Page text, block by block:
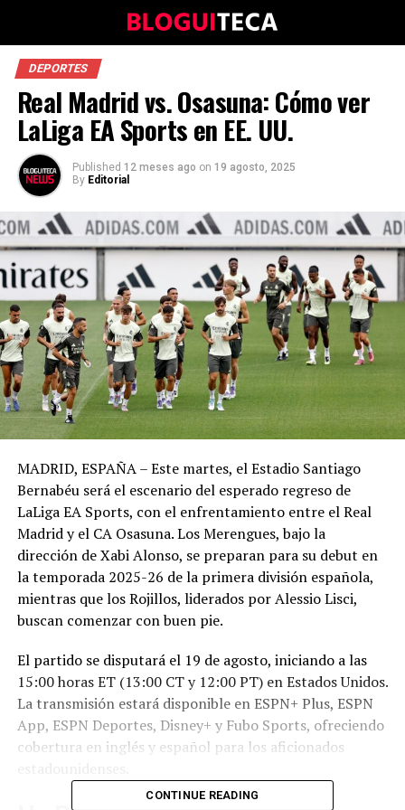
DEPORTES
Real Madrid vs. Osasuna: Cómo ver
LaLiga EA Sports en EE. UU.
Published 12 meses ago on 19 agosto, 2025
By Editorial
MADRID, ESPAÑA – Este martes, el Estadio Santiago
Bernabéu será el escenario del esperado regreso de
LaLiga EA Sports, con el enfrentamiento entre el Real
Madrid y el CA Osasuna. Los Merengues, bajo la
dirección de Xabi Alonso, se preparan para su debut en
la temporada 2025-26 de la primera división española,
mientras que los Rojillos, liderados por Alessio Lisci,
buscan comenzar con buen pie.
El partido se disputará el 19 de agosto, iniciando a las
15:00 horas ET (13:00 CT y 12:00 PT) en Estados Unidos.
La transmisión estará disponible en ESPN+ Plus, ESPN
App, ESPN Deportes, Disney+ y Fubo Sports, ofreciendo
cobertura en inglés y español para los aficionados
CONTINUE READING